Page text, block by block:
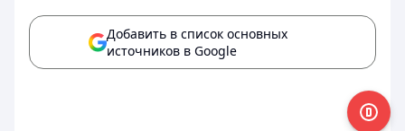
Добавить в список основных
источников в Google